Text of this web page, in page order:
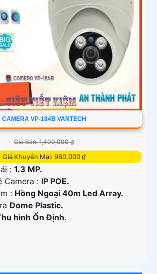
CAMERA VP-184B VANTECH
Giá Bán: 1,400,000 ₫
Giá Khuyến Mại: 980,000 ₫
: 1.3 MP.
Camera : IP POE.
: Hồng Ngoại 40m Led Array.
Dome Plastic.
hình Ổn Định.